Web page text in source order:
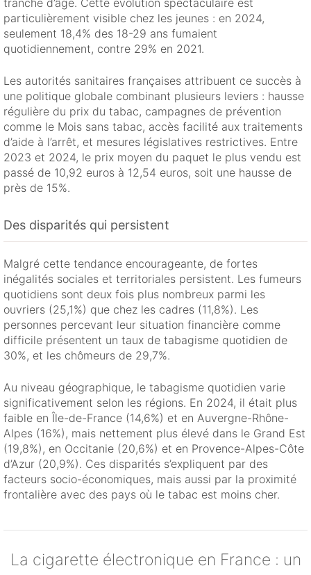
tranche d’âge. Cette évolution spectaculaire est
particulièrement visible chez les jeunes : en 2024,
seulement 18,4% des 18-29 ans fumaient
quotidiennement, contre 29% en 2021.
Les autorités sanitaires françaises attribuent ce succès à
une politique globale combinant plusieurs leviers : hausse
régulière du prix du tabac, campagnes de prévention
comme le Mois sans tabac, accès facilité aux traitements
d’aide à l’arrêt, et mesures législatives restrictives. Entre
2023 et 2024, le prix moyen du paquet le plus vendu est
passé de 10,92 euros à 12,54 euros, soit une hausse de
près de 15%.
Des disparités qui persistent
Malgré cette tendance encourageante, de fortes
inégalités sociales et territoriales persistent. Les fumeurs
quotidiens sont deux fois plus nombreux parmi les
ouvriers (25,1%) que chez les cadres (11,8%). Les
personnes percevant leur situation financière comme
difficile présentent un taux de tabagisme quotidien de
30%, et les chômeurs de 29,7%.
Au niveau géographique, le tabagisme quotidien varie
significativement selon les régions. En 2024, il était plus
faible en Île-de-France (14,6%) et en Auvergne-Rhône-
Alpes (16%), mais nettement plus élevé dans le Grand Est
(19,8%), en Occitanie (20,6%) et en Provence-Alpes-Côte
d’Azur (20,9%). Ces disparités s’expliquent par des
facteurs socio-économiques, mais aussi par la proximité
frontalière avec des pays où le tabac est moins cher.
La cigarette électronique en France : un